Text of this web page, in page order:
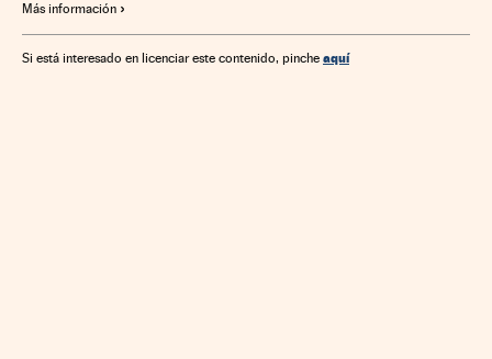
Más información
Si está interesado en licenciar este contenido, pinche aquí